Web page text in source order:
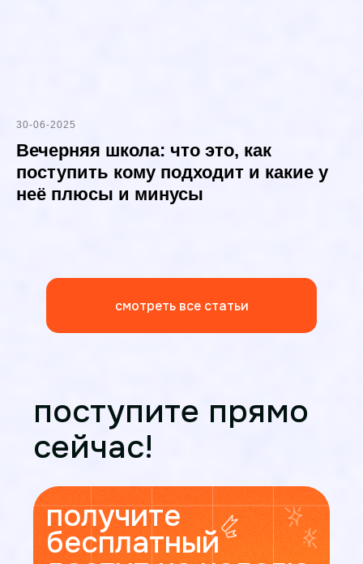
30-06-2025
Вечерняя школа: что это, как
поступить кому подходит и какие у
неё плюсы и минусы
смотреть все статьи
поступите прямо
сейчас!
получите
бесплатный
Пишите по любым
8 800 200-22-10
© 2025 Synergy. Все права защищены
Политика конфиденциальности
125315, г. Москва, Ленинградский пр-т, 80к48
Реквизиты ШУ Синергия
Наши соц.сети
Синергия в дзен